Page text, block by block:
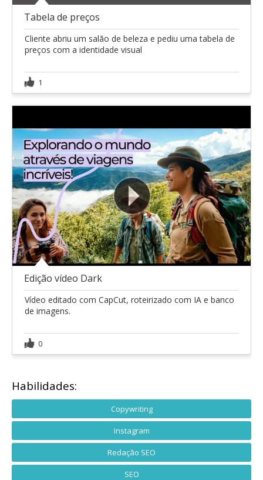
Tabela de preços
Cliente abriu um salão de beleza e pediu uma tabela de
preços com a identidade visual
1
Edição vídeo Dark
Vídeo editado com CapCut, roteirizado com IA e banco
de imagens.
0
Habilidades:
Copywriting
Instagram
Redação SEO
SEO